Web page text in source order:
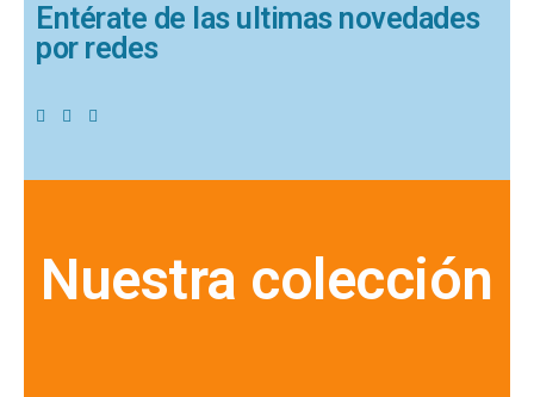
Entérate de las ultimas novedades
por redes
Nuestra colección